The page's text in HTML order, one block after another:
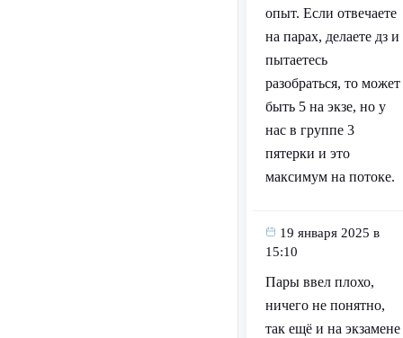
опыт. Если отвечаете
на парах, делаете дз и
пытаетесь
разобраться, то может
быть 5 на экзе, но у
нас в группе 3
пятерки и это
максимум на потоке.
19 января 2025 в
15:10
Пары ввел плохо,
ничего не понятно,
так ещё и на экзамене